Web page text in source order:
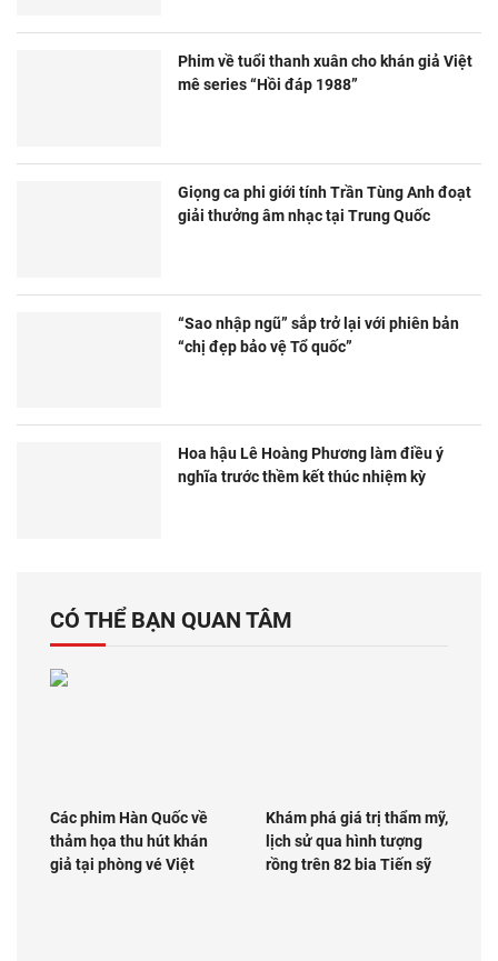
Phim về tuổi thanh xuân cho khán giả Việt
mê series “Hồi đáp 1988”
Giọng ca phi giới tính Trần Tùng Anh đoạt
giải thưởng âm nhạc tại Trung Quốc
“Sao nhập ngũ” sắp trở lại với phiên bản
“chị đẹp bảo vệ Tổ quốc”
Hoa hậu Lê Hoàng Phương làm điều ý
nghĩa trước thềm kết thúc nhiệm kỳ
CÓ THỂ BẠN QUAN TÂM
Các phim Hàn Quốc về
thảm họa thu hút khán
giả tại phòng vé Việt
Khám phá giá trị thẩm mỹ,
lịch sử qua hình tượng
rồng trên 82 bia Tiến sỹ